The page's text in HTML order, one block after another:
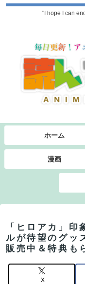
"I hope I can
ホーム
漫画
「ヒロアカ」
ルが待望のグッ
販売中＆特典も
X